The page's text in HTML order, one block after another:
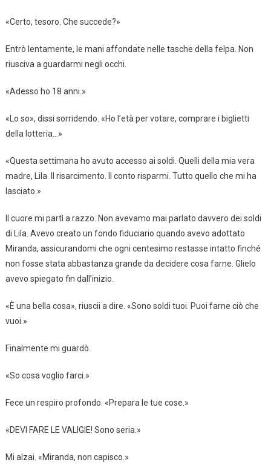
«Certo, tesoro. Che succede?»
Entrò lentamente, le mani affondate nelle tasche della felpa. Non
riusciva a guardarmi negli occhi.
«Adesso ho 18 anni.»
«Lo so», dissi sorridendo. «Ho l’età per votare, comprare i biglietti
della lotteria…»
«Questa settimana ho avuto accesso ai soldi. Quelli della mia vera
madre, Lila. Il risarcimento. Il conto risparmi. Tutto quello che mi ha
lasciato.»
Il cuore mi partì a razzo. Non avevamo mai parlato davvero dei soldi
di Lila. Avevo creato un fondo fiduciario quando avevo adottato
Miranda, assicurandomi che ogni centesimo restasse intatto finché
non fosse stata abbastanza grande da decidere cosa farne. Glielo
avevo spiegato fin dall’inizio.
«È una bella cosa», riuscii a dire. «Sono soldi tuoi. Puoi farne ciò che
vuoi.»
Finalmente mi guardò.
«So cosa voglio farci.»
Fece un respiro profondo. «Prepara le tue cose.»
«DEVI FARE LE VALIGIE! Sono seria.»
Mi alzai. «Miranda, non capisco.»